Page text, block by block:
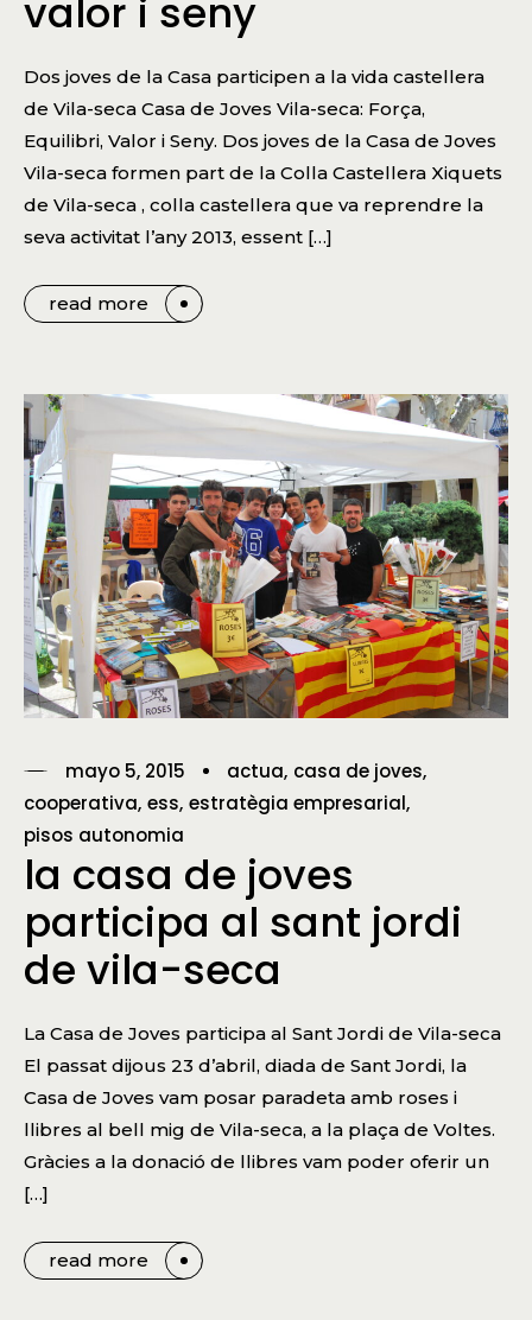
valor i seny
Dos joves de la Casa participen a la vida castellera
de Vila-seca Casa de Joves Vila-seca: Força,
Equilibri, Valor i Seny. Dos joves de la Casa de Joves
Vila-seca formen part de la Colla Castellera Xiquets
de Vila-seca , colla castellera que va reprendre la
seva activitat l’any 2013, essent […]
read more
mayo 5, 2015 actua casa de joves
cooperativa ess estratègia empresarial
pisos autonomia
la casa de joves
participa al sant jordi
de vila-seca
La Casa de Joves participa al Sant Jordi de Vila-seca
El passat dijous 23 d’abril, diada de Sant Jordi, la
Casa de Joves vam posar paradeta amb roses i
llibres al bell mig de Vila-seca, a la plaça de Voltes.
Gràcies a la donació de llibres vam poder oferir un
[…]
read more